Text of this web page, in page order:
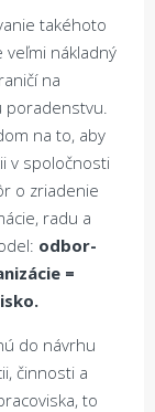
takéhoto
nákladný
na
poradenstvu.
na to, aby
v spoločnosti
o zriadenie
radu a
odbor-
=
do návrhu
činnosti a
to